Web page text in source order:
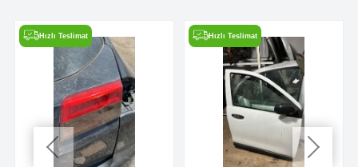
Hızlı Teslimat Hızlı Teslimat